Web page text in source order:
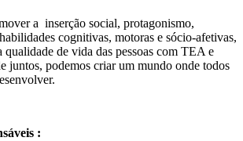
a inserção social, protagonismo,
cognitivas, motoras e sócio-afetivas,
qualidade de vida das pessoas com TEA e
juntos, podemos criar um mundo onde todos
: